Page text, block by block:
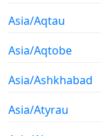
Asia/Aqtau
Asia/Aqtobe
Asia/Ashkhabad
Asia/Atyrau